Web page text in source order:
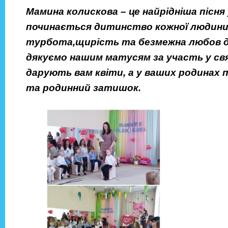
Мамина колискова – це найрідніша пісня
починається дитинство кожної
турбота,щирість та безмежна любов
дякуємо нашим матусям за участь у
дарують вам квіти, а у ваших родинах
та родинний затишок.